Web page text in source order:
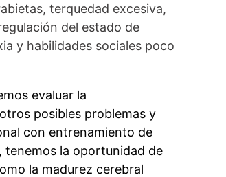
terquedad excesiva,
del estado de
y habilidades sociales poco
evaluar la
posibles problemas y
con entrenamiento de
tenemos la oportunidad de
la madurez cerebral